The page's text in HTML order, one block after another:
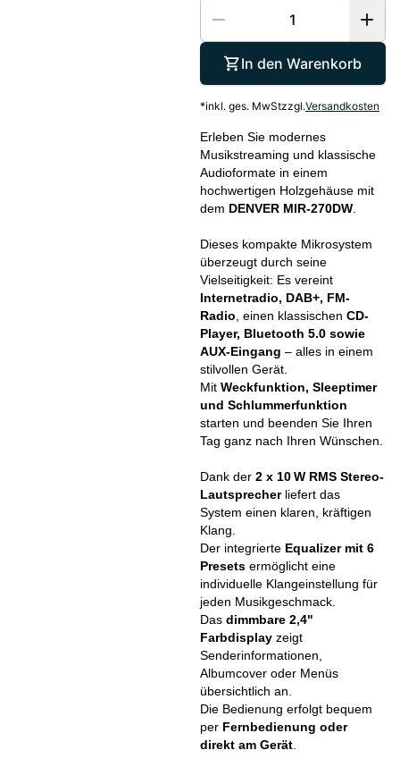
In den Warenkorb
*inkl. ges. MwStzzgl.Versandkosten
Erleben Sie modernes
Musikstreaming und klassische
Audioformate in einem
hochwertigen Holzgehäuse mit
dem DENVER MIR-270DW.
Dieses kompakte Mikrosystem
überzeugt durch seine
Vielseitigkeit: Es vereint
Internetradio, DAB+, FM-
Radio , einen klassischen CD-
Player, Bluetooth 5.0 sowie
AUX-Eingang – alles in einem
stilvollen Gerät.
Mit Weckfunktion, Sleeptimer
und Schlummerfunktion
starten und beenden Sie Ihren
Tag ganz nach Ihren Wünschen.
Dank der 2 x 10 W RMS Stereo-
Lautsprecherliefert das
System einen klaren, kräftigen
Klang.
Der integrierte Equalizer mit 6
Presetsermöglicht eine
individuelle Klangeinstellung für
jeden Musikgeschmack.
Das dimmbare 2,4"
Farbdisplayzeigt
Senderinformationen,
Albumcover oder Menüs
übersichtlich an.
Die Bedienung erfolgt bequem
per Fernbedienung oder
direkt am Gerät.